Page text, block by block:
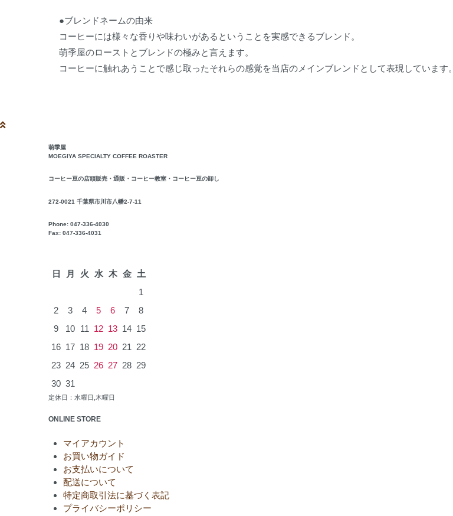
●ブレンドネームの由来
コーヒーには様々な香りや味わいがあるということを実感できるブレンド。
萌季屋のローストとブレンドの極みと言えます。
コーヒーに触れあうことで感じ取ったそれらの感覚を当店のメインブレンドとして表現しています。
萌季屋
MOEGIYA SPECIALTY COFFEE ROASTER
コーヒー豆の店頭販売・通販・コーヒー教室・コーヒー豆の卸し
272-0021 千葉県市川市八幡2-7-11
Phone: 047-336-4030
Fax: 047-336-4031
日
月 火 水 木 金
土
1
2
3 4 5 6 7
8
9
10 11 12 13 14 15
16 17 18 19 20 21
22
23 24 25 26 27 28 29
30 31
定休日：水曜日,木曜日
ONLINE STORE
マイアカウント
お買い物ガイド
お支払いについて
配送について
特定商取引法に基づく表記
プライバシーポリシー